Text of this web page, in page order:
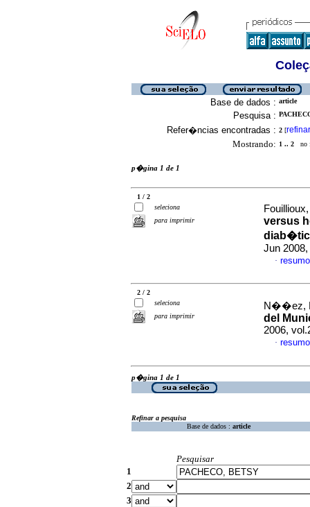
Base de dados : article
Pesquisa :
Refer�ncias encontradas : 2 [refinar
Mostrando: 1 .. 2 no
p�gina 1 de 1
1 / 2
seleciona
para imprimir
versus
Jun
·
2 / 2
seleciona
para imprimir
N��ez,
del
2006,
·
p�gina 1 de 1
Refinar a pesquisa
Base de dados : article
Pesquisar
1
2
3